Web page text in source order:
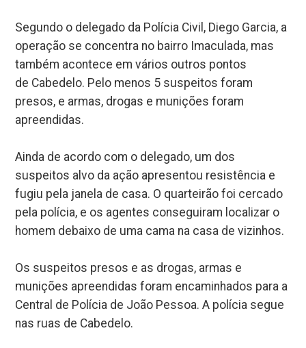
Segundo o delegado da Polícia Civil, Diego Garcia, a
operação se concentra no bairro Imaculada, mas
também acontece em vários outros pontos
de Cabedelo. Pelo menos 5 suspeitos foram
presos, e armas, drogas e munições foram
apreendidas.
Ainda de acordo com o delegado, um dos
suspeitos alvo da ação apresentou resistência e
fugiu pela janela de casa. O quarteirão foi cercado
pela polícia, e os agentes conseguiram localizar o
homem debaixo de uma cama na casa de vizinhos.
Os suspeitos presos e as drogas, armas e
munições apreendidas foram encaminhados para a
Central de Polícia de João Pessoa. A polícia segue
nas ruas de Cabedelo.